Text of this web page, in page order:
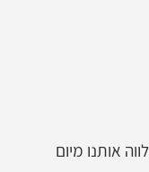
המלווה אותנו מיום